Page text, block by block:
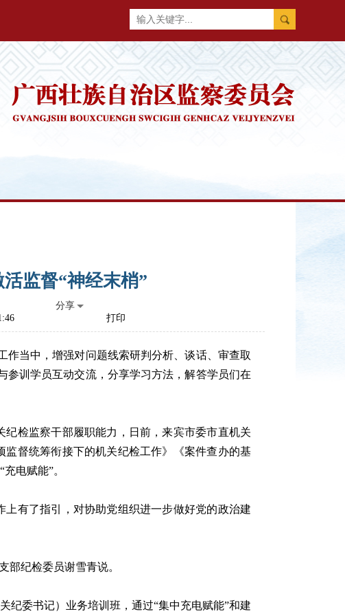
监督“神经末梢”
分享
打印
当中，增强对问题线索研判分析、谈话、审查取
参训学员互动交流，分享学习方法，解答学员们在
检监察干部履职能力，日前，来宾市委市直机关
督统筹衔接下的机关纪检工作》《案件查办的基
电赋能”。
有了指引，对协助党组织进一步做好党的政治建
纪检委员谢雪青说。
委书记）业务培训班，通过“集中充电赋能”和建